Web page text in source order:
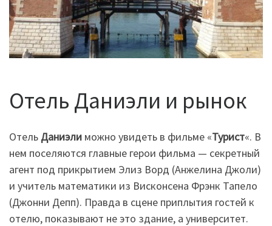
Отель Даниэли и рынок
Отель Даниэли можно увидеть в фильме «Турист«. В
нем поселяются главные герои фильма — секретный
агент под прикрытием Элиз Ворд (Анжелина Джоли)
и учитель математики из Висконсена Фрэнк Тапело
(Джонни Депп). Правда в сцене приплытия гостей к
отелю, показывают не это здание, а университет.